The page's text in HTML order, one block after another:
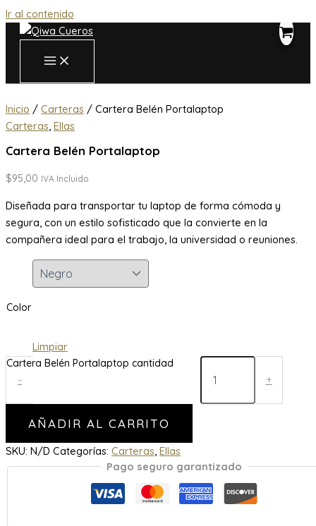
Ir al contenido
Inicio / Carteras / Cartera Belén Portalaptop
Carteras, Ellas
Cartera Belén Portalaptop
$95,00 IVA Incluido
Diseñada para transportar tu laptop de forma cómoda y
segura, con un estilo sofisticado que la convierte en la
compañera ideal para el trabajo, la universidad o reuniones.
Color
Limpiar
-
Cartera Belén Portalaptop cantidad
+
AÑADIR AL CARRITO
SKU: N/D Categorías: Carteras Ellas
Pago seguro garantizado